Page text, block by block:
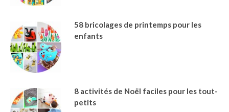
58 bricolages de printemps pour les
enfants
8 activités de Noël faciles pour les tout-
petits